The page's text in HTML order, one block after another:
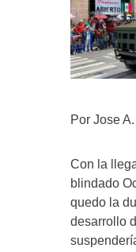
Por Jose
Con la
blindado
quedo la
desarrollo